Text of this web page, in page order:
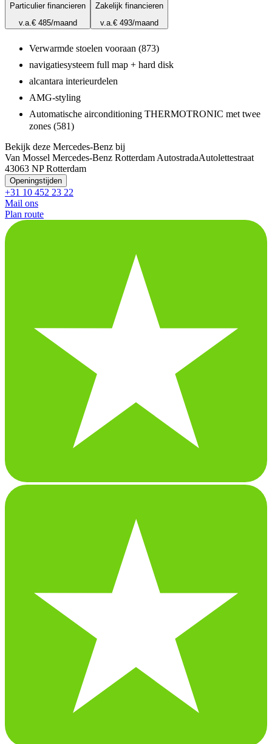
Particulier financieren
v.a.€ 485/maand
Zakelijk financieren
v.a.€ 493/maand
Verwarmde stoelen vooraan (873)
navigatiesysteem full map + hard disk
alcantara interieurdelen
AMG-styling
Automatische airconditioning THERMOTRONIC met twee
zones (581)
Bekijk deze Mercedes-Benz bij
Van Mossel Mercedes-Benz Rotterdam AutostradaAutolettestraat
43063 NP Rotterdam
Openingstijden
+31 10 452 23 22
Mail ons
Plan route